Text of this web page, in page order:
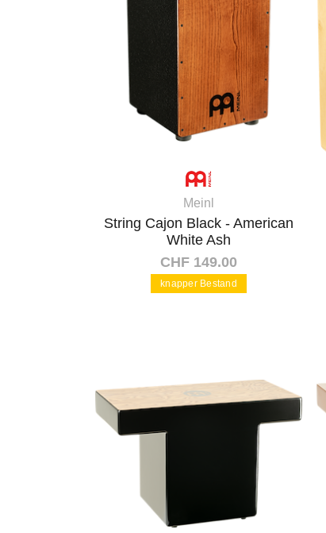
Meinl
String Cajon Black - American
White Ash
CHF 149.00
knapper Bestand